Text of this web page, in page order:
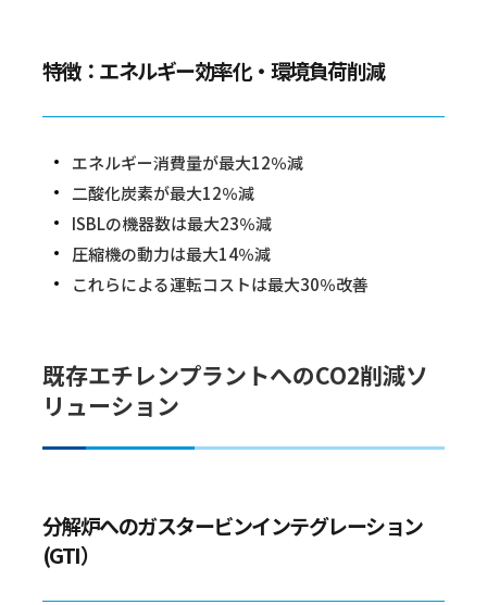
特徴：エネルギー効率化・環境負荷削減
エネルギー消費量が最大12％減
二酸化炭素が最大12％減
ISBLの機器数は最大23％減
圧縮機の動力は最大14％減
これらによる運転コストは最大30％改善
既存エチレンプラントへのCO2削減ソ
リューション
分解炉へのガスタービンインテグレーション
(GTI）